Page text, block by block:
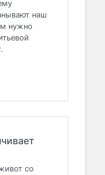
наш
нужно
со